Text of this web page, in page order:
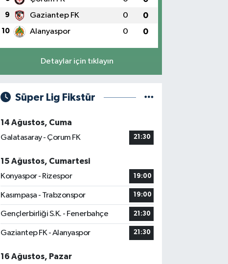
9 Gaziantep FK 0 0
10 Alanyaspor 0 0
Detaylar için tıklayın
Süper Lig Fikstür
14 Ağustos, Cuma
Galatasaray - Çorum FK
21:30
15 Ağustos, Cumartesi
Konyaspor - Rizespor
19:00
Kasımpaşa - Trabzonspor 19:00
Gençlerbirliği S.K. - Fenerbahçe 21:30
Gaziantep FK - Alanyaspor 21:30
16 Ağustos, Pazar